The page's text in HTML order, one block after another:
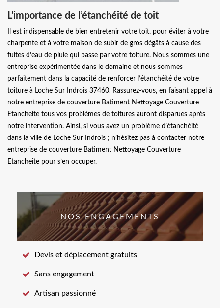
L’importance de l’étanchéité de toit
Il est indispensable de bien entretenir votre toit, pour éviter à votre
charpente et à votre maison de subir de gros dégâts à cause des
fuites d’eau de pluie qui passe par votre toiture. Nous sommes une
entreprise expérimentée dans le domaine et nous sommes
parfaitement dans la capacité de renforcer l’étanchéité de votre
toiture à Loche Sur Indrois 37460. Rassurez-vous, en faisant appel à
notre entreprise de couverture Batiment Nettoyage Couverture
Etancheite tous vos problèmes de toitures auront disparues après
notre intervention. Ainsi, si vous avez un problème d’étanchéité
dans la ville de Loche Sur Indrois ; n’hésitez pas à contacter notre
entreprise de couverture Batiment Nettoyage Couverture
Etancheite pour s’en occuper.
NOS ENGAGEMENTS
Devis et déplacement gratuits
Sans engagement
Artisan passionné